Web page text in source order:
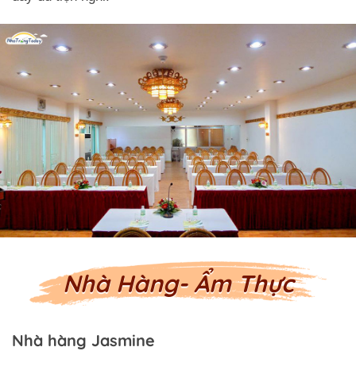
Nhà Hàng- Ẩm Thực
Nhà hàng Jasmine